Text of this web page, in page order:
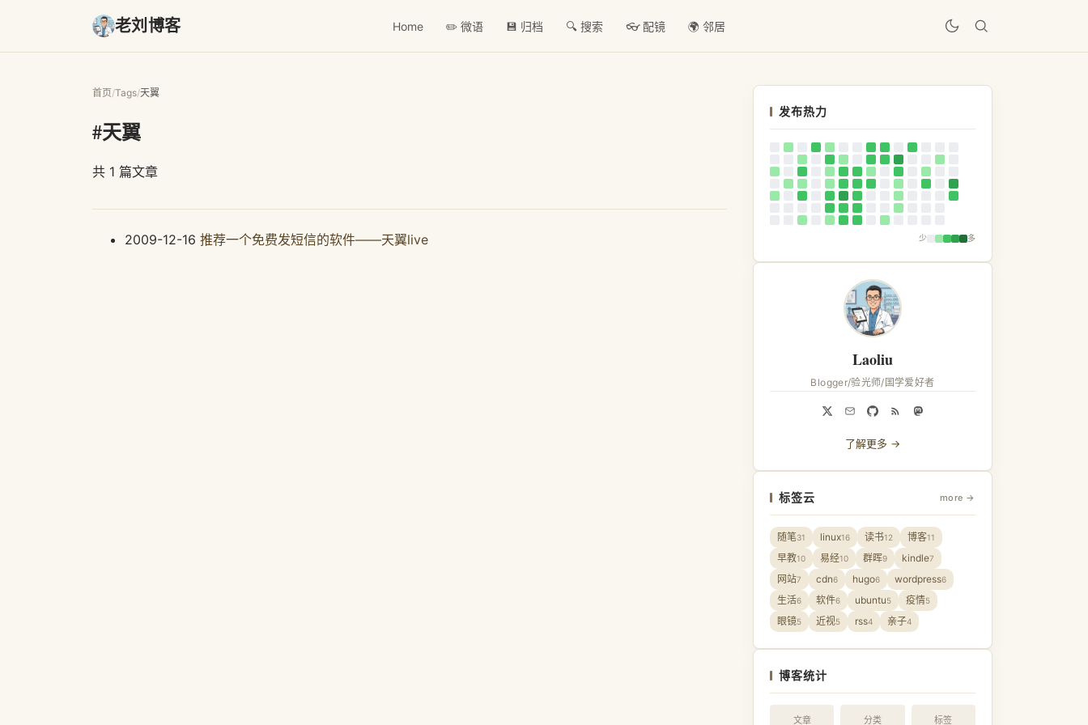
老刘博客 Home ✏️ 微语 💾 归档 🔍 搜索 👓 配镜 🌍 邻居
首页/Tags/天翼
#天翼
共 1 篇文章
2009-12-16 推荐一个免费发短信的软件——天翼live
发布热力
少 多
Laoliu
Blogger/验光师/国学爱好者
了解更多 →
标签云 more →
随笔31 linux16 读书12 博客11
早教10 易经10 群晖9 kindle7
网站7 cdn6 hugo6 wordpress6
生活6 软件6 ubuntu5 疫情5
眼镜5 近视5 rss4 亲子4
博客统计
文章 分类 标签